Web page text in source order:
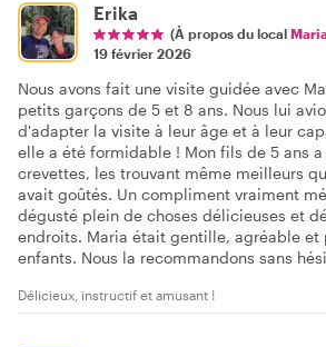
Erika
(À propos du local
19 février 2026
Nous avons fait une visite guidée avec
petits garçons de 5 et 8 ans. Nous lui
d'adapter la visite à leur âge et à leur
elle a été formidable ! Mon fils de 5 ans
crevettes, les trouvant même meilleurs
avait goûtés. Un compliment vraiment
dégusté plein de choses délicieuses et
endroits. Maria était gentille, agréable et
enfants. Nous la recommandons sans
Délicieux, instructif et amusant !